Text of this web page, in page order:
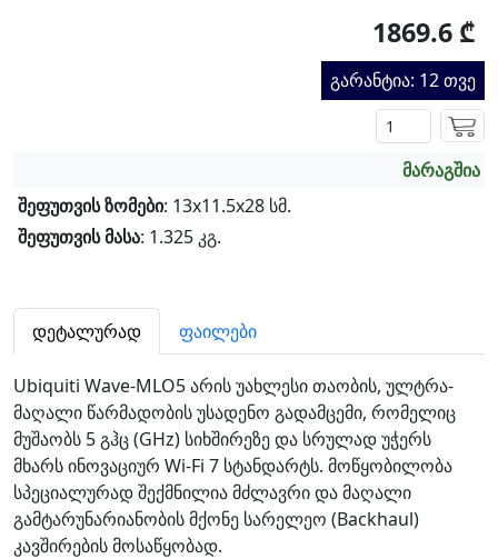
1869.6 ₾
გარანტია: 12 თვე
მარაგშია
შეფუთვის ზომები: 13x11.5x28 სმ.
შეფუთვის მასა: 1.325 კგ.
დეტალურად ფაილები
Ubiquiti Wave-MLO5 არის უახლესი თაობის, ულტრა-
მაღალი წარმადობის უსადენო გადამცემი, რომელიც
მუშაობს 5 გჰც (GHz) სიხშირეზე და სრულად უჭერს
მხარს ინოვაციურ Wi-Fi 7 სტანდარტს. მოწყობილობა
სპეციალურად შექმნილია მძლავრი და მაღალი
გამტარუნარიანობის მქონე სარელეო (Backhaul)
კავშირების მოსაწყობად.